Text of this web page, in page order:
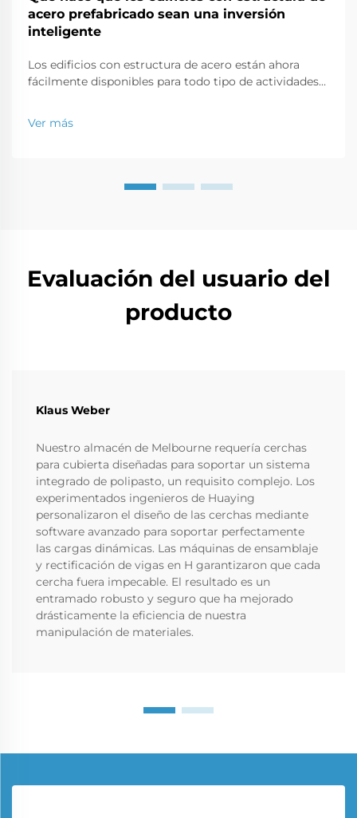
acero prefabricado sean una inversión
inteligente
Los edificios con estructura de acero están ahora
fácilmente disponibles para todo tipo de actividades
tienda minorista o una propiedad residencial. En este
artículo, discutiremos por qué los edificios fabricados
Ver más
Evaluación del usuario del
producto
Klaus Weber
Nuestro almacén de Melbourne requería cerchas
para cubierta diseñadas para soportar un sistema
integrado de polipasto, un requisito complejo. Los
experimentados ingenieros de Huaying
personalizaron el diseño de las cerchas mediante
software avanzado para soportar perfectamente
las cargas dinámicas. Las máquinas de ensamblaje
y rectificación de vigas en H garantizaron que cada
cercha fuera impecable. El resultado es un
entramado robusto y seguro que ha mejorado
drásticamente la eficiencia de nuestra
manipulación de materiales.